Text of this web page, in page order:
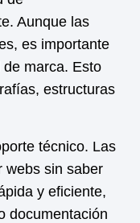
Aunque las
es importante
marca. Esto
estructuras
técnico. Las
webs sin saber
y eficiente,
documentación